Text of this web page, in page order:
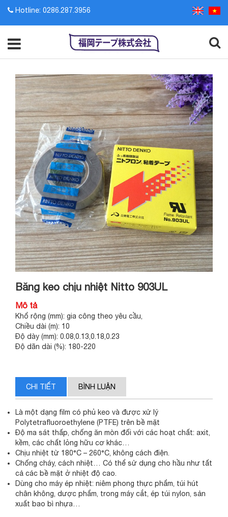
Hotline: 0286.287.3956
Băng keo chịu nhiệt Nitto 903UL
Mô tả
Khổ rộng (mm): gia công theo yêu cầu,
Chiều dài (m): 10
Độ dày (mm): 0.08,0.13,0.18,0.23
Độ dãn dài (%): 180-220
CHI TIẾT BÌNH LUẬN
Là một dạng film có phủ keo và được xử lý
Polytetrafluoroethylene (PTFE) trên bề mặt
Độ ma sát thấp, chống ăn mòn đối với các hoạt chất: axit,
kềm, các chất lỏng hữu cơ khác…
Chịu nhiệt từ 180°C – 260°C, không cách điện.
Chống cháy, cách nhiệt… Có thể sử dụng cho hầu như tất
cả các bề mặt ở nhiệt độ cao.
Dùng cho máy ép nhiệt: niêm phong thực phẩm, túi hút
chân không, dược phẩm, trong máy cắt, ép túi nylon, sản
xuất bao bì nhựa…